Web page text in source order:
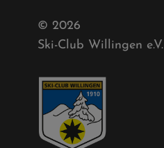
© 2026
Ski-Club Willingen e.V.